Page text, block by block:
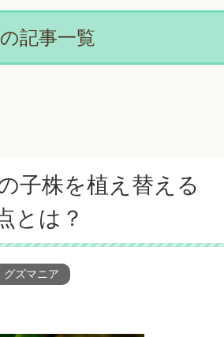
記事一覧
子株を植え替える
とは？
グズマニア